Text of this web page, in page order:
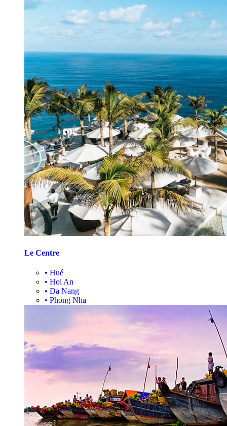
Le Centre
• Hué
• Hoi An
• Da Nang
• Phong Nha